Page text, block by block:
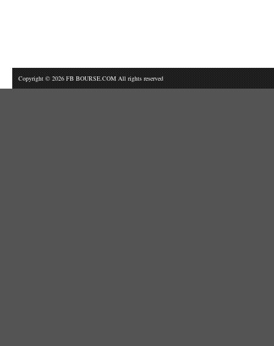
Copyright © 2026 FB BOURSE.COM All rights reserved